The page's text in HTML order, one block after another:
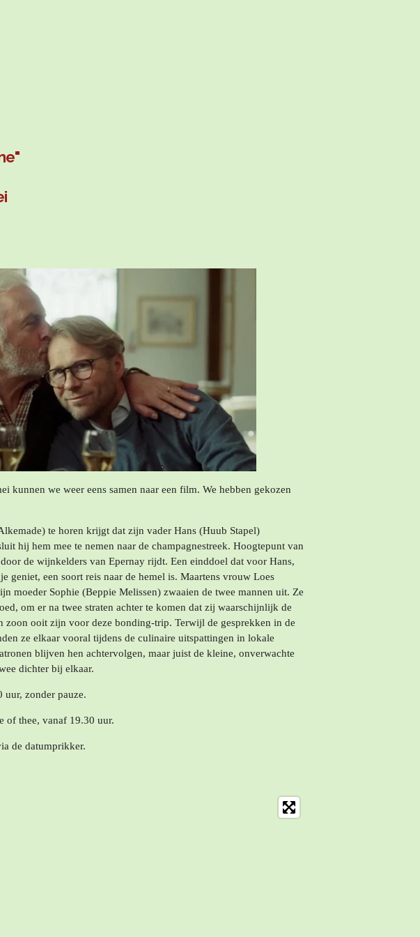
kunnen we weer eens samen naar een film. We hebben gekozen
te horen krijgt dat zijn vader Hans (Huub Stapel)
hij hem mee te nemen naar de champagnestreek. Hoogtepunt van
de wijnkelders van Epernay rijdt. Een einddoel dat voor Hans,
geniet, een soort reis naar de hemel is. Maartens vrouw Loes
moeder Sophie (Beppie Melissen) zwaaien de twee mannen uit. Ze
om er na twee straten achter te komen dat zij waarschijnlijk de
zoon ooit zijn voor deze bonding-trip. Terwijl de gesprekken in de
ze elkaar vooral tijdens de culinaire uitspattingen in lokale
blijven hen achtervolgen, maar juist de kleine, onverwachte
dichter bij elkaar.
zonder pauze.
of thee, vanaf 19.30 uur.
de datumprikker.